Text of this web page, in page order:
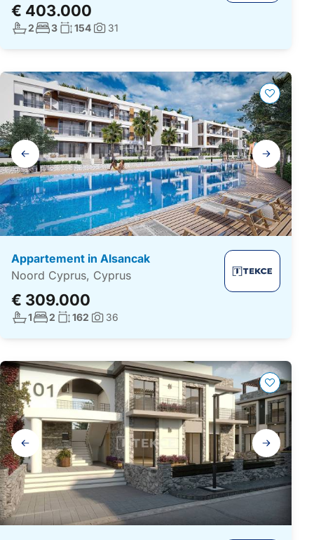
€ 403.000
Aantal badkamers:
2Aantal slaapkamers:
3Woonoppervlakte:
154Foto's:
31
Galerij
navigatie
Appartement in Alsancak
Noord Cyprus, Cyprus
€ 309.000
Aantal badkamers:
1Aantal slaapkamers:
2 Woonoppervlakte:
162 Foto's:
36
Galerij
navigatie